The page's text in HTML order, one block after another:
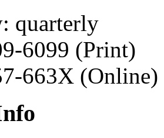
quarterly
6099 (Print)
663X (Online)